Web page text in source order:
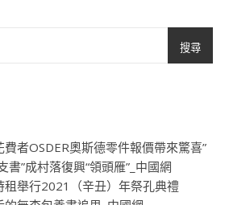
搜尋
者OSDER奧斯德零件報價帶來驚喜”
書”成村落復興“領頭雁”_中國網
租舉行2021（辛丑）年祭孔典禮